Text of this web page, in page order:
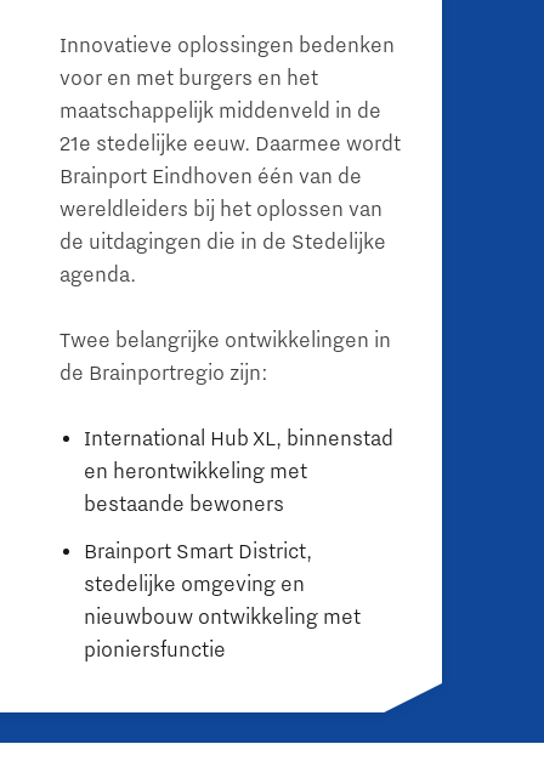
Innovatieve oplossingen bedenken
voor en met burgers en het
maatschappelijk middenveld in de
21e stedelijke eeuw. Daarmee wordt
Brainport Eindhoven één van de
wereldleiders bij het oplossen van
de uitdagingen die in de Stedelijke
agenda.
Twee belangrijke ontwikkelingen in
de Brainportregio zijn:
International Hub XL, binnenstad
en herontwikkeling met
bestaande bewoners
Brainport Smart District,
stedelijke omgeving en
nieuwbouw ontwikkeling met
pioniersfunctie